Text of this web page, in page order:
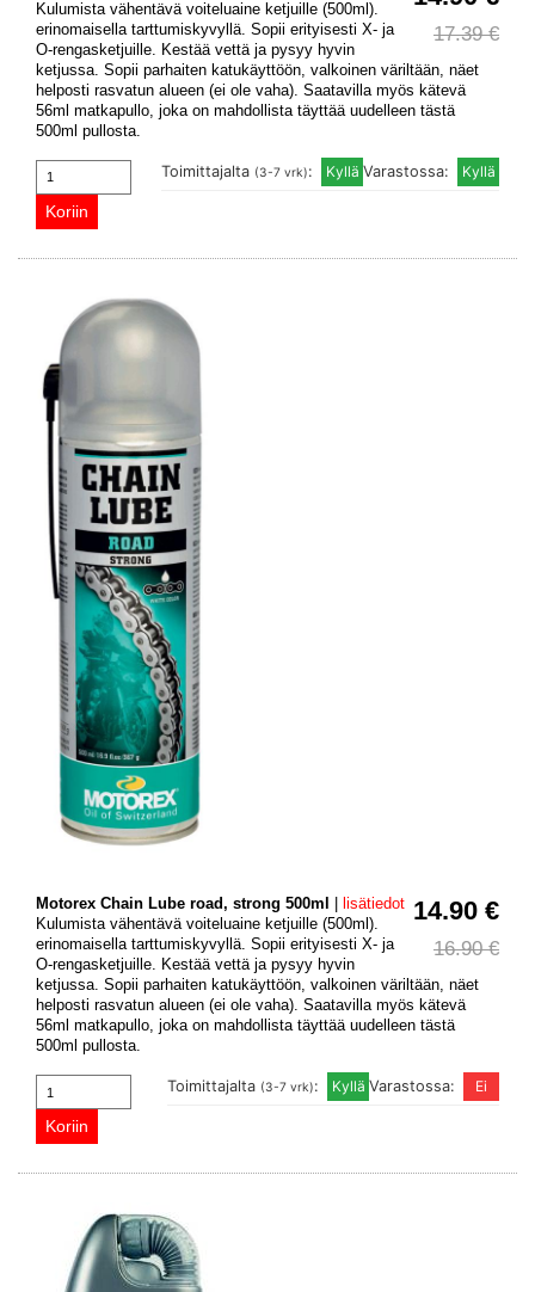
17.39 €
Kulumista vähentävä voiteluaine ketjuille (500ml).
erinomaisella tarttumiskyvyllä. Sopii erityisesti X- ja
O-rengasketjuille. Kestää vettä ja pysyy hyvin
ketjussa. Sopii parhaiten katukäyttöön, valkoinen väriltään, näet
helposti rasvatun alueen (ei ole vaha). Saatavilla myös kätevä
56ml matkapullo, joka on mahdollista täyttää uudelleen tästä
500ml pullosta.
Varastossa:
Toimittajalta (3-7 vrk):
14.90 €
16.90 €
Motorex Chain Lube road, strong 500ml
lisätiedot
Kulumista vähentävä voiteluaine ketjuille (500ml).
erinomaisella tarttumiskyvyllä. Sopii erityisesti X- ja
O-rengasketjuille. Kestää vettä ja pysyy hyvin
ketjussa. Sopii parhaiten katukäyttöön, valkoinen väriltään, näet
helposti rasvatun alueen (ei ole vaha). Saatavilla myös kätevä
56ml matkapullo, joka on mahdollista täyttää uudelleen tästä
500ml pullosta.
Varastossa:
Toimittajalta (3-7 vrk):